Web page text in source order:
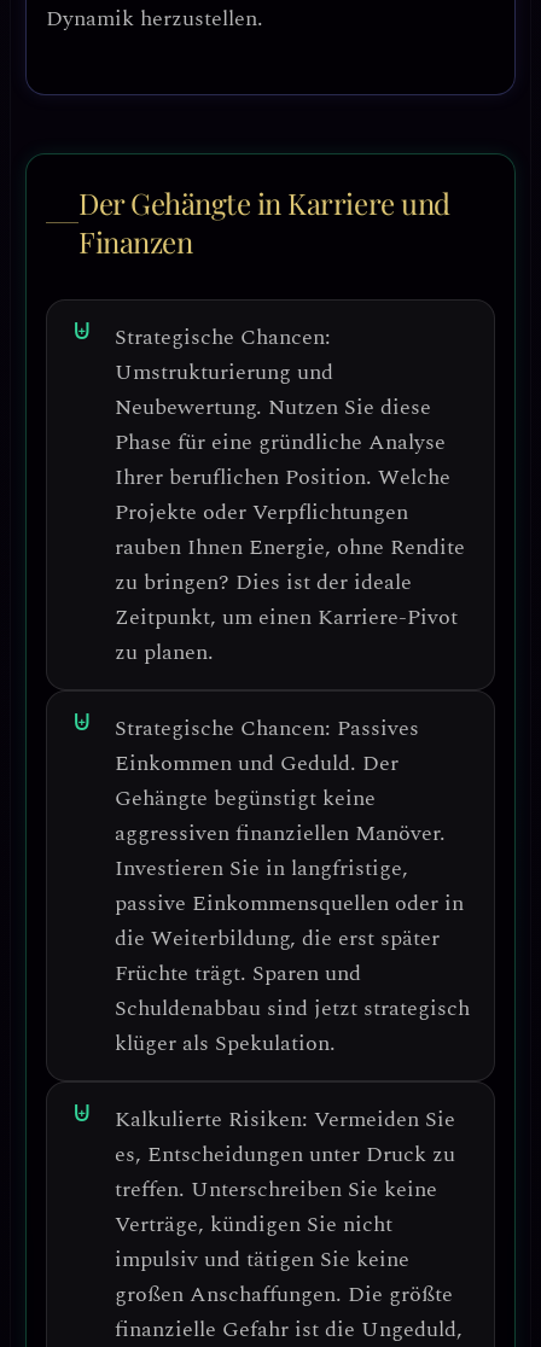
Dynamik herzustellen.
Der Gehängte in Karriere und
Finanzen
Strategische Chancen:
Umstrukturierung und
Neubewertung. Nutzen Sie diese
Phase für eine gründliche Analyse
Ihrer beruflichen Position. Welche
Projekte oder Verpflichtungen
rauben Ihnen Energie, ohne Rendite
zu bringen? Dies ist der ideale
Zeitpunkt, um einen Karriere-Pivot
zu planen.
Strategische Chancen: Passives
Einkommen und Geduld. Der
Gehängte begünstigt keine
aggressiven finanziellen Manöver.
Investieren Sie in langfristige,
passive Einkommensquellen oder in
die Weiterbildung, die erst später
Früchte trägt. Sparen und
Schuldenabbau sind jetzt strategisch
klüger als Spekulation.
Kalkulierte Risiken: Vermeiden Sie
es, Entscheidungen unter Druck zu
treffen. Unterschreiben Sie keine
Verträge, kündigen Sie nicht
impulsiv und tätigen Sie keine
großen Anschaffungen. Die größte
finanzielle Gefahr ist die Ungeduld,